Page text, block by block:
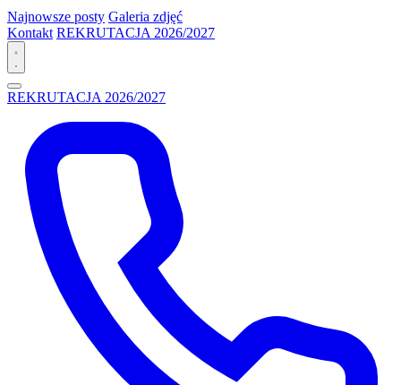
Najnowsze posty Galeria zdjęć
Kontakt REKRUTACJA 2026/2027
REKRUTACJA 2026/2027